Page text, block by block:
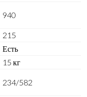
940
215
Есть
15 кг
234/582